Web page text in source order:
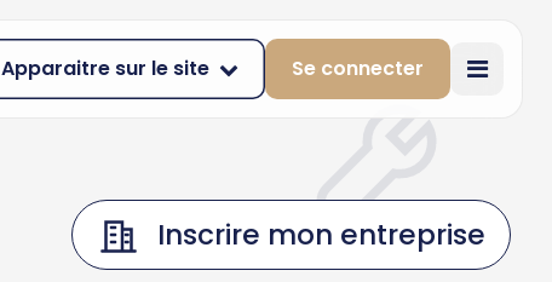
Apparaitre sur le site Se connecter
Inscrire mon entreprise